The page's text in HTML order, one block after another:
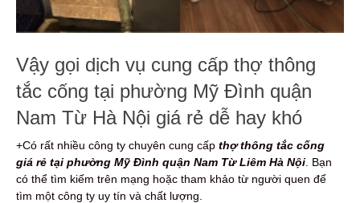
Vậy gọi dịch vụ cung cấp thợ thông
tắc cống tại phường Mỹ Đình quận
Nam Từ Hà Nội giá rẻ dễ hay khó
+Có rất nhiều công ty chuyên cung cấp thợ thông tắc cống
giá rẻ tại phường Mỹ Đình quận Nam Từ Liêm Hà Nội . Bạn
có thể tìm kiếm trên mạng hoặc tham khảo từ người quen để
tìm một công ty uy tín và chất lượng.